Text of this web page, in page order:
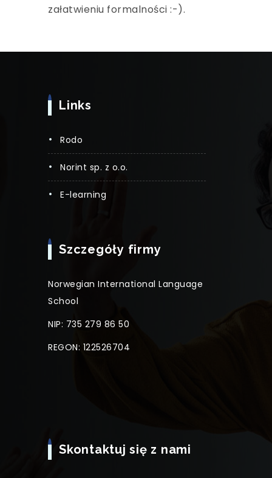
załatwieniu formalności :-).
Links
rodo
norint sp. z o.o.
e-learning
Szczegóły firmy
Norwegian International Language
School
NIP: 735 279 86 50
REGON: 122526704
Skontaktuj się z nami